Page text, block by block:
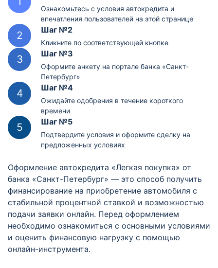
Ознакомьтесь с условия автокредита и
впечатления пользователей на этой странице
Шаг №2
Кликните по соответствующей кнопке
Шаг №3
Оформите анкету на портале банка «Санкт-
Петербург»
Шаг №4
Ожидайте одобрения в течение короткого
времени
Шаг №5
Подтвердите условия и оформите сделку на
предложенных условиях
Оформление автокредита «Легкая покупка» от
банка «Санкт-Петербург» — это способ получить
финансирование на приобретение автомобиля с
стабильной процентной ставкой и возможностью
подачи заявки онлайн. Перед оформлением
необходимо ознакомиться с основными условиями
и оценить финансовую нагрузку с помощью
онлайн-инструмента.